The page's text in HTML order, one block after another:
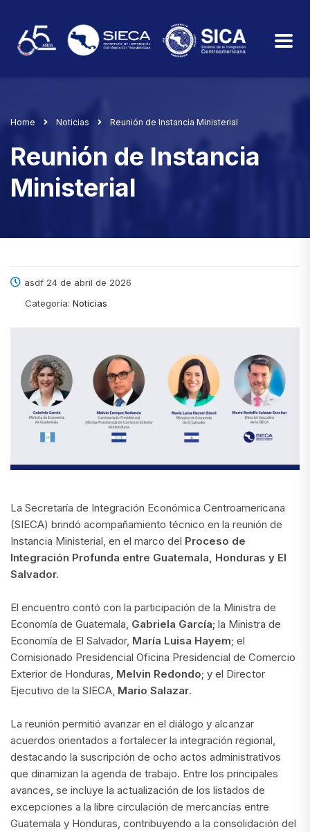
Home Noticias Reunión de Instancia Ministerial
Reunión de Instancia
Ministerial
asdf 24 de abril de 2026
Categoría: Noticias
La Secretaría de Integración Económica Centroamericana
(SIECA) brindó acompañamiento técnico en la reunión de
Instancia Ministerial, en el marco del Proceso de
Integración Profunda entre Guatemala, Honduras y El
Salvador.
El encuentro contó con la participación de la Ministra de
Economía de Guatemala, Gabriela García; la Ministra de
Economía de El Salvador, María Luisa Hayem; el
Comisionado Presidencial Oficina Presidencial de Comercio
Exterior de Honduras, Melvin Redondo; y el Director
Ejecutivo de la SIECA, Mario Salazar.
La reunión permitió avanzar en el diálogo y alcanzar
acuerdos orientados a fortalecer la integración regional,
destacando la suscripción de ocho actos administrativos
que dinamizan la agenda de trabajo. Entre los principales
avances, se incluye la actualización de los listados de
excepciones a la libre circulación de mercancías entre
Guatemala y Honduras, contribuyendo a la consolidación del